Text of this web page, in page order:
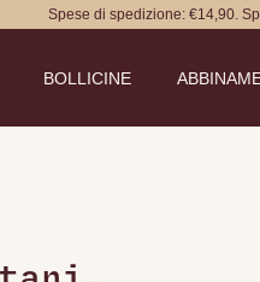
Spese di spedizione: €14,90.
BOLLICINE